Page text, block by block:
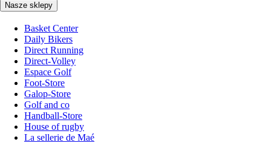
Nasze sklepy
Basket Center
Daily Bikers
Direct Running
Direct-Volley
Espace Golf
Foot-Store
Galop-Store
Golf and co
Handball-Store
House of rugby
La sellerie de Maé